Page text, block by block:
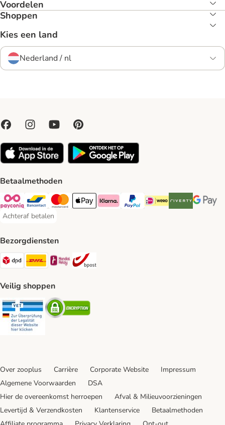
Voordelen
Shoppen
Kies een land
Nederland / nl
Betaalmethoden
Payconiq Payment Method
Bancontact Payment Method
Mastercard Payment Method
Apple Pay Payment Method
Klarna Payment Method
PayPal Payment Method
iDeal Payment Method
Riverty Payment
Google
Achteraf betalen
Achteraf betalen Payment Method
Bezorgdiensten
Dpd Shipping Method
DHL Shipping Method
Mondial Relay Shipping Method
Veilig shoppen
Security Security
Over zooplus Carrière Corporate Website
Impressum
Algemene Voorwaarden
DSA
Hier de overeenkomst herroepen
Afval & Milieuvoorzieningen
Levertijd & Verzendkosten
Klantenservice
Betaalmethoden